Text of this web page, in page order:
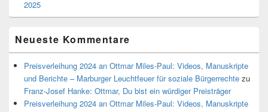
2025
Neueste Kommentare
Preisverleihung 2024 an Ottmar Miles-Paul: Videos, Manuskripte
und Berichte – Marburger Leuchtfeuer für soziale Bürgerrechte zu
Franz-Josef Hanke: Ottmar, Du bist ein würdiger Preisträger
Preisverleihung 2024 an Ottmar Miles-Paul: Videos, Manuskripte